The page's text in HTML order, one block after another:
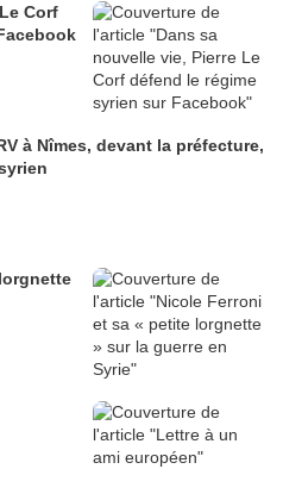
Corf
à Nîmes, devant la préfecture,